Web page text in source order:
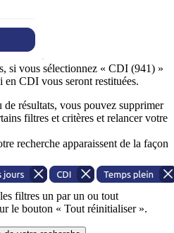
si vous sélectionnez « CDI (941) »
en CDI vous seront restituées.
de résultats, vous pouvez supprimer
filtres et critères et relancer votre
recherche apparaissent de la façon
filtres un par un ou tout
le bouton « Tout réinitialiser ».